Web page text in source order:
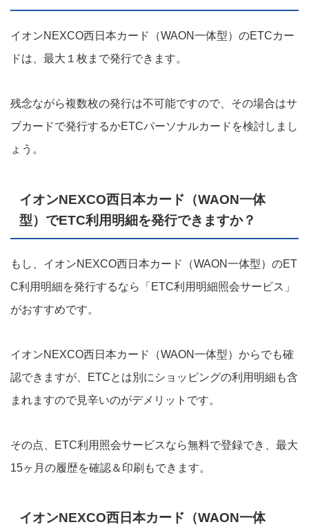
イオンNEXCO西日本カード（WAON一体型）のETCカー
ドは、最大１枚まで発行できます。
残念ながら複数枚の発行は不可能ですので、その場合はサ
ブカードで発行するかETCパーソナルカードを検討しまし
ょう。
イオンNEXCO西日本カード（WAON一体
型）でETC利用明細を発行できますか？
もし、イオンNEXCO西日本カード（WAON一体型）のET
C利用明細を発行するなら「ETC利用明細照会サービス」
がおすすめです。
イオンNEXCO西日本カード（WAON一体型）からでも確
認できますが、ETCとは別にショッピングの利用明細も含
まれますので見辛いのがデメリットです。
その点、ETC利用照会サービスなら無料で登録でき、最大
15ヶ月の履歴を確認＆印刷もできます。
イオンNEXCO西日本カード（WAON一体